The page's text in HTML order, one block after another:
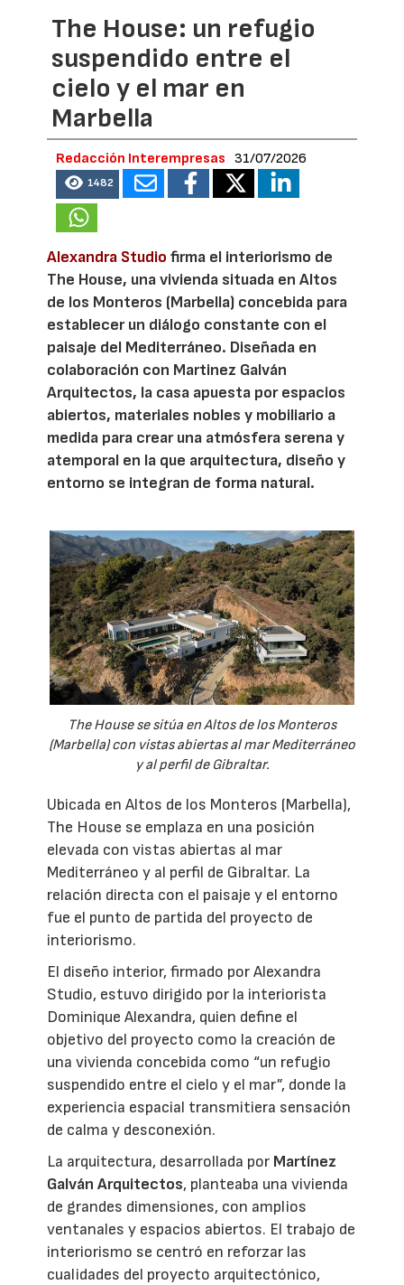
The House: un refugio
suspendido entre el
cielo y el mar en
Marbella
Redacción Interempresas 31/07/2026
1482
Alexandra Studio firma el interiorismo de
The House, una vivienda situada en Altos
de los Monteros (Marbella) concebida para
establecer un diálogo constante con el
paisaje del Mediterráneo. Diseñada en
colaboración con Martinez Galván
Arquitectos, la casa apuesta por espacios
abiertos, materiales nobles y mobiliario a
medida para crear una atmósfera serena y
atemporal en la que arquitectura, diseño y
entorno se integran de forma natural.
The House se sitúa en Altos de los Monteros
(Marbella) con vistas abiertas al mar Mediterráneo
y al perfil de Gibraltar.
Ubicada en Altos de los Monteros (Marbella),
The House se emplaza en una posición
elevada con vistas abiertas al mar
Mediterráneo y al perfil de Gibraltar. La
relación directa con el paisaje y el entorno
fue el punto de partida del proyecto de
interiorismo.
El diseño interior, firmado por Alexandra
Studio, estuvo dirigido por la interiorista
Dominique Alexandra, quien define el
objetivo del proyecto como la creación de
una vivienda concebida como “un refugio
suspendido entre el cielo y el mar”, donde la
experiencia espacial transmitiera sensación
de calma y desconexión.
La arquitectura, desarrollada por Martínez
Galván Arquitectos, planteaba una vivienda
de grandes dimensiones, con amplios
ventanales y espacios abiertos. El trabajo de
interiorismo se centró en reforzar las
cualidades del proyecto arquitectónico,